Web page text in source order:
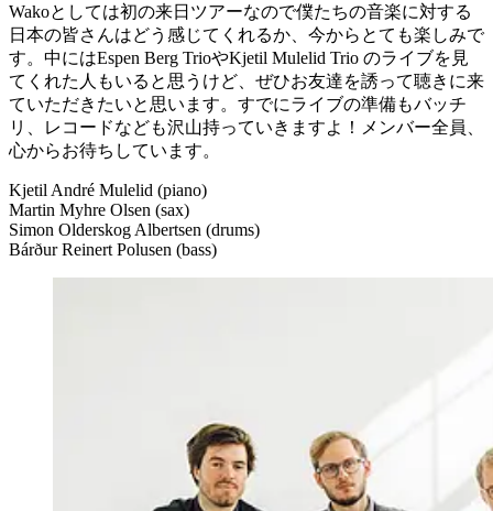
Wakoとしては初の来日ツアーなので僕たちの音楽に対する
日本の皆さんはどう感じてくれるか、今からとても楽しみで
す。中にはEspen Berg TrioやKjetil Mulelid Trio のライブを見
てくれた人もいると思うけど、ぜひお友達を誘って聴きに来
ていただきたいと思います。すでにライブの準備もバッチ
リ、レコードなども沢山持っていきますよ！メンバー全員、
心からお待ちしています。
Kjetil André Mulelid (piano)
Martin Myhre Olsen (sax)
Simon Olderskog Albertsen (drums)
Bárður Reinert Polusen (bass)